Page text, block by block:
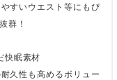
すいウエスト等にもぴ
群！
快眠素材
久性も高めるボリュー